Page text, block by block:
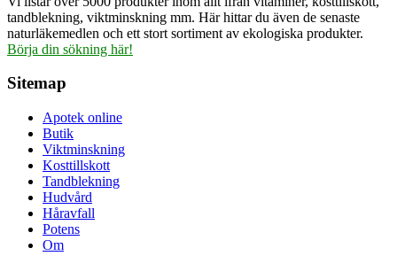
tandblekning, viktminskning mm. Här hittar du även de senaste
naturläkemedlen och ett stort sortiment av ekologiska produkter.
Börja din sökning här!
Sitemap
Apotek online
Butik
Viktminskning
Kosttillskott
Tandblekning
Hudvård
Håravfall
Potens
Om